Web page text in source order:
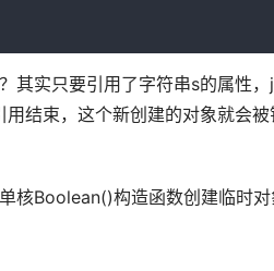
其实只要引用了字符串s的属性
结束，这个新创建的对象就会
核Boolean()构造函数创建临时